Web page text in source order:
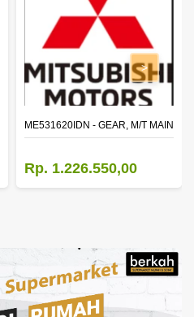
SHAFT 2ND SPEED (M035S5)
ME531620IDN - GEAR, M/T MAIN
Rp. 1.226.550,00
>